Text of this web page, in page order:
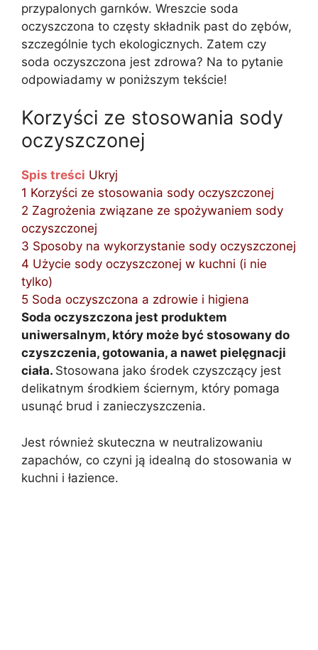
przypalonych garnków. Wreszcie soda
oczyszczona to częsty składnik past do zębów,
szczególnie tych ekologicznych. Zatem czy
soda oczyszczona jest zdrowa? Na to pytanie
odpowiadamy w poniższym tekście!
Korzyści ze stosowania sody
oczyszczonej
Spis treści Ukryj
1 Korzyści ze stosowania sody oczyszczonej
2 Zagrożenia związane ze spożywaniem sody
oczyszczonej
3 Sposoby na wykorzystanie sody oczyszczonej
4 Użycie sody oczyszczonej w kuchni (i nie
tylko)
5 Soda oczyszczona a zdrowie i higiena
Soda oczyszczona jest produktem
uniwersalnym, który może być stosowany do
czyszczenia, gotowania, a nawet pielęgnacji
ciała. Stosowana jako środek czyszczący jest
delikatnym środkiem ściernym, który pomaga
usunąć brud i zanieczyszczenia.
Jest również skuteczna w neutralizowaniu
zapachów, co czyni ją idealną do stosowania w
kuchni i łazience.